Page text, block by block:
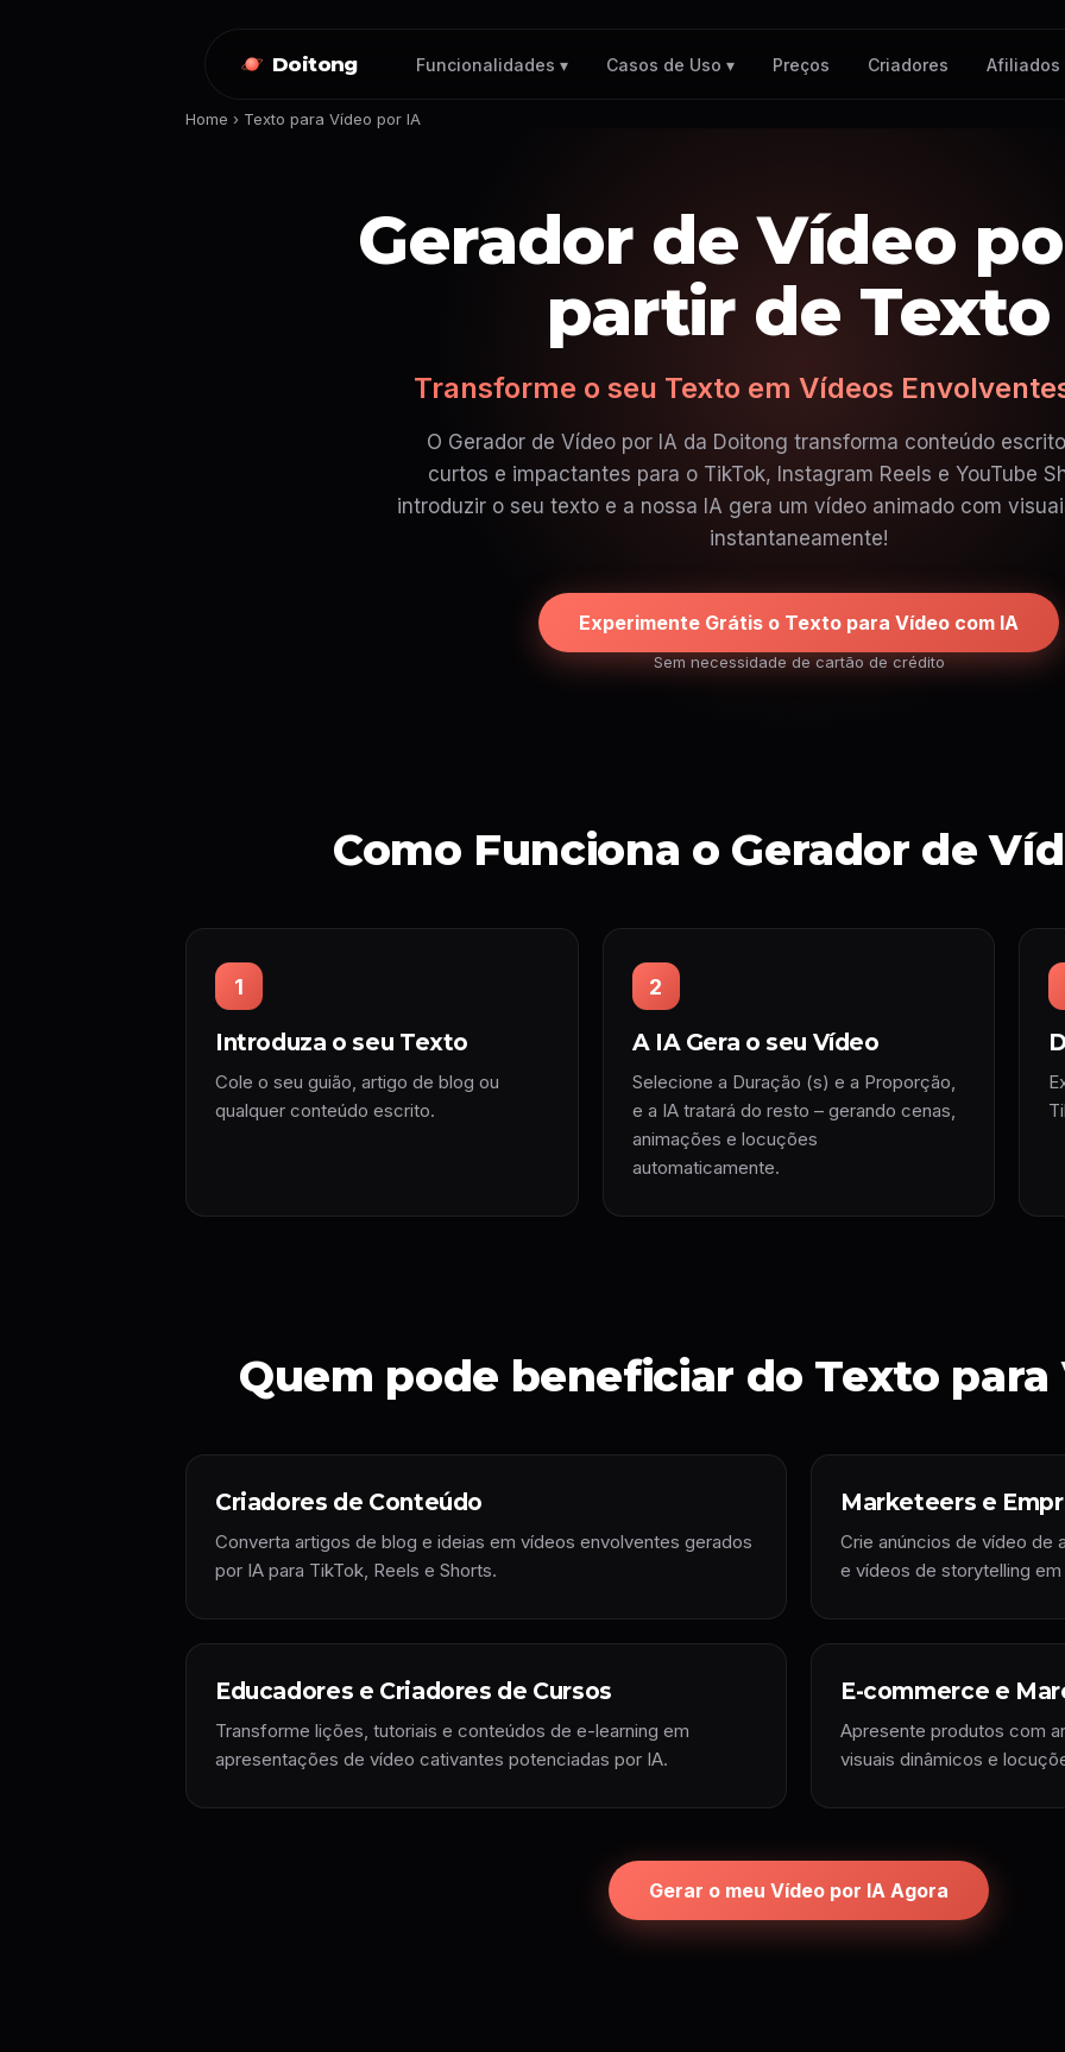
Doitong Funcionalidades ▾ Casos de Uso ▾ Preços Criadores Afiliados
Home › Texto para Vídeo por IA
Gerador de Vídeo
partir de Texto
Transforme o seu Texto em Vídeos
O Gerador de Vídeo por IA da Doitong transforma conteúdo
curtos e impactantes para o TikTok, Instagram Reels e YouTube
introduzir o seu texto e a nossa IA gera um vídeo animado com
instantaneamente!
Experimente Grátis o Texto para Vídeo com IA
Sem necessidade de cartão de crédito
Como Funciona o Gerador de
1
Introduza o seu Texto
Cole o seu guião, artigo de blog ou
qualquer conteúdo escrito.
2
A IA Gera o seu Vídeo
Selecione a Duração (s) e a Proporção,
e a IA tratará do resto – gerando cenas,
animações e locuções
automaticamente.
Quem pode beneficiar do Texto para
Criadores de Conteúdo
Converta artigos de blog e ideias em vídeos envolventes gerados
por IA para TikTok, Reels e Shorts.
Marketeers e
Crie anúncios de vídeo de
e vídeos de storytelling
Educadores e Criadores de Cursos
Transforme lições, tutoriais e conteúdos de e-learning em
apresentações de vídeo cativantes potenciadas por IA.
E-commerce e
Apresente produtos com
visuais dinâmicos e
Gerar o meu Vídeo por IA Agora